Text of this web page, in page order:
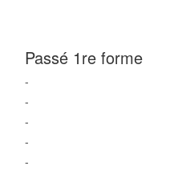
Passé 1re forme
-
-
-
-
-